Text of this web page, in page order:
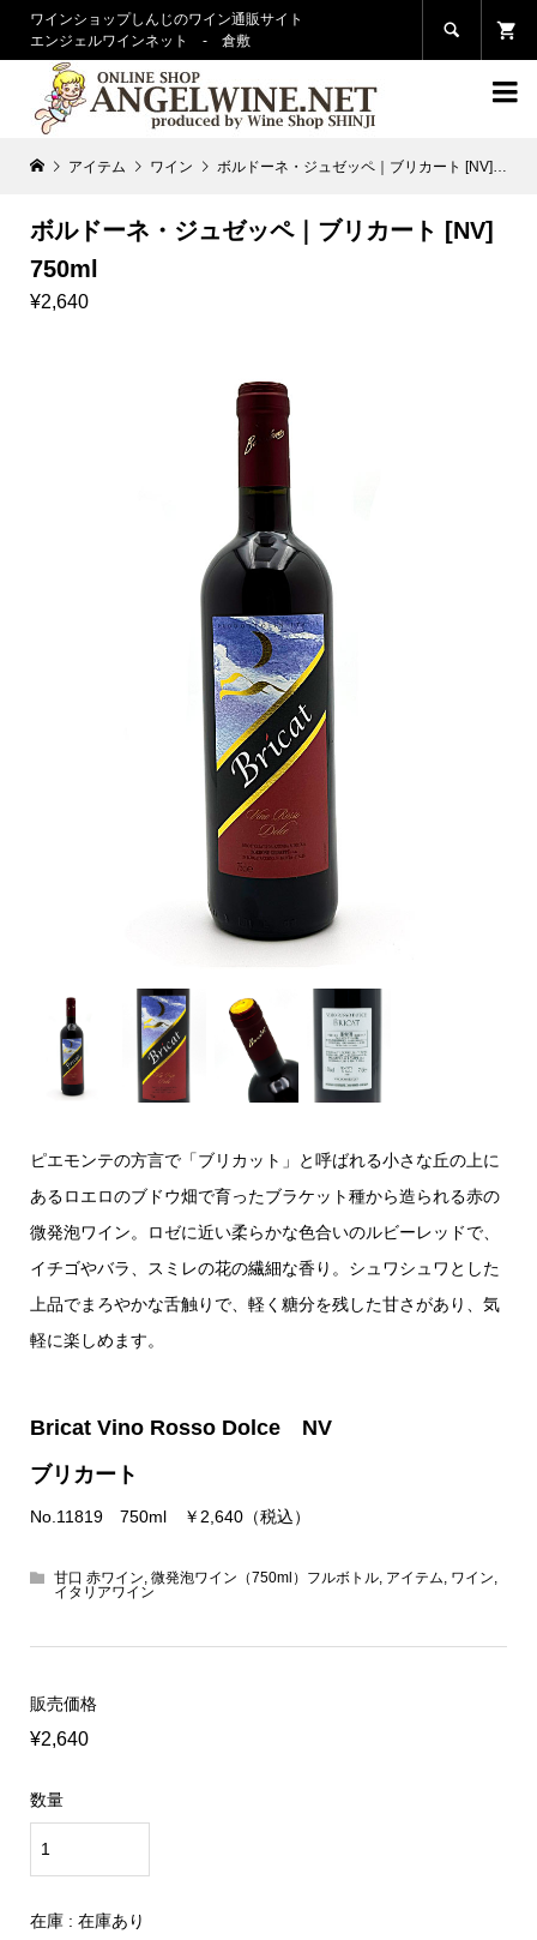
ワインショップしんじのワイン通販サイト
エンジェルワインネット - 倉敷


アイテム ワイン ボルドーネ・ジュゼッペ｜ブリカート [NV] 750ml
ボルドーネ・ジュゼッペ｜ブリカート [NV]
750ml
¥2,640
ピエモンテの方言で「ブリカット」と呼ばれる小さな丘の上に
あるロエロのブドウ畑で育ったブラケット種から造られる赤の
微発泡ワイン。ロゼに近い柔らかな色合いのルビーレッドで、
イチゴやバラ、スミレの花の繊細な香り。シュワシュワとした
上品でまろやかな舌触りで、軽く糖分を残した甘さがあり、気
軽に楽しめます。
Bricat Vino Rosso Dolce NV
ブリカート
No.11819 750ml ￥2,640（税込）
甘口 赤ワイン 微発泡ワイン（750ml）フルボトル, アイテム ワイン
イタリアワイン
販売価格
¥2,640
数量
在庫 : 在庫あり